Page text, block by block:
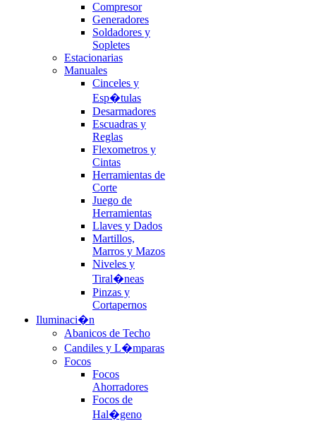
Compresor
Generadores
Soldadores y
Sopletes
Estacionarias
Manuales
Cinceles y
Esp�tulas
Desarmadores
Escuadras y
Reglas
Flexometros y
Cintas
Herramientas de
Corte
Juego de
Herramientas
Llaves y Dados
Martillos,
Marros y Mazos
Niveles y
Tiral�neas
Pinzas y
Cortapernos
Iluminaci�n
Abanicos de Techo
Candiles y L�mparas
Focos
Focos
Ahorradores
Focos de
Hal�geno